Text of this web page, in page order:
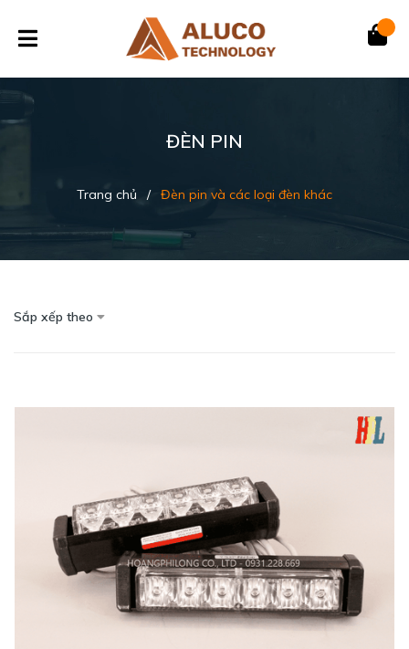
ĐÈN PIN
Trang chủ / Đèn pin và các loại đèn khác
Sắp xếp theo